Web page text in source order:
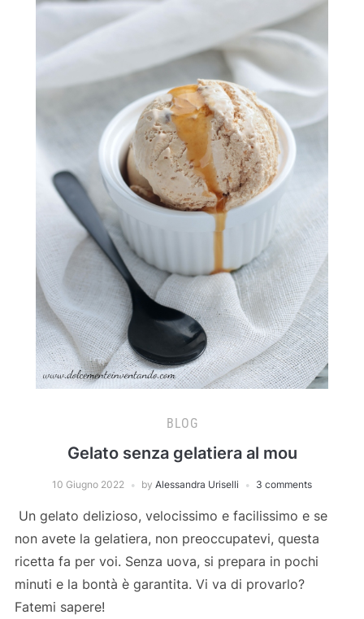
BLOG
Gelato senza gelatiera al mou
10 Giugno 2022 by Alessandra Uriselli 3 comments
Un gelato delizioso, velocissimo e facilissimo e se
non avete la gelatiera, non preoccupatevi, questa
ricetta fa per voi. Senza uova, si prepara in pochi
minuti e la bontà è garantita. Vi va di provarlo?
Fatemi sapere!